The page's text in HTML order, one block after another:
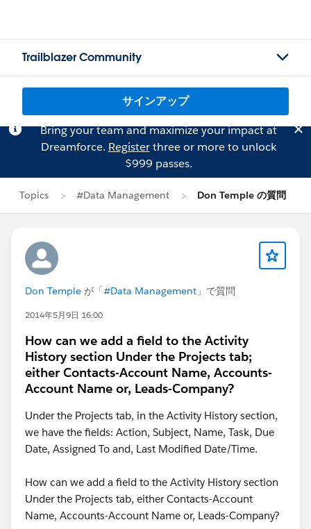
Trailblazer Community
サインアップ
Bring your team and maximize your impact at
Dreamforce. Registerthree or more to unlock
$999 passes.
Topics #Data Management Don Temple の質問
Don Temple が「#Data Management 」で質問
2014年5月9日 16:00
How can we add a field to the Activity
History section Under the Projects tab;
either Contacts-Account Name, Accounts-
Account Name or, Leads-Company?
Under the Projects tab, in the Activity History section,
we have the fields: Action, Subject, Name, Task, Due
Date, Assigned To and, Last Modified Date/Time.
How can we add a field to the Activity History section
Under the Projects tab, either Contacts-Account
Name, Accounts-Account Name or, Leads-Company?